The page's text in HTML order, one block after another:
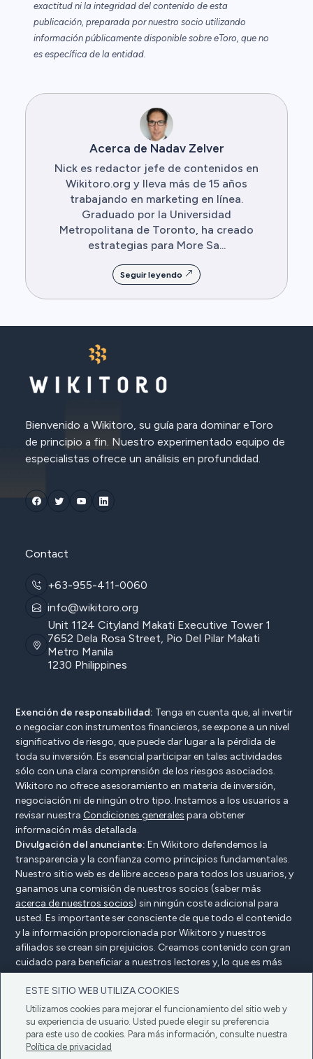
exactitud ni la integridad del contenido de esta
publicación, preparada por nuestro socio utilizando
información públicamente disponible sobre eToro, que no
es específica de la entidad.
Acerca de Nadav Zelver
Nick es redactor jefe de contenidos en
Wikitoro.org y lleva más de 15 años
trabajando en marketing en línea.
Graduado por la Universidad
Metropolitana de Toronto, ha creado
estrategias para More Sa...
Seguir leyendo
ESTE SITIO WEB UTILIZA COOKIES
Utilizamos cookies para mejorar el funcionamiento del sitio web y
su experiencia de usuario. Usted puede elegir su preferencia
para este uso de cookies. Para más información, consulte nuestra
Política de privacidad
Bienvenido a Wikitoro, su guía para dominar eToro
de principio a fin. Nuestro experimentado equipo de
especialistas ofrece un análisis en profundidad.
Contact
+63-955-411-0060
info@wikitoro.org
Unit 1124 Cityland Makati Executive Tower 1
7652 Dela Rosa Street, Pio Del Pilar Makati
Metro Manila
1230 Philippines
Exención de responsabilidad: Tenga en cuenta que, al invertir
o negociar con instrumentos financieros, se expone a un nivel
significativo de riesgo, que puede dar lugar a la pérdida de
toda su inversión. Es esencial participar en tales actividades
sólo con una clara comprensión de los riesgos asociados.
Wikitoro no ofrece asesoramiento en materia de inversión,
negociación ni de ningún otro tipo. Instamos a los usuarios a
revisar nuestra Condiciones generales para obtener
información más detallada.
Divulgación del anunciante: En Wikitoro defendemos la
transparencia y la confianza como principios fundamentales.
Nuestro sitio web es de libre acceso para todos los usuarios, y
ganamos una comisión de nuestros socios (saber más
acerca de nuestros socios) sin ningún coste adicional para
usted. Es importante ser consciente de que todo el contenido
y la información proporcionada por Wikitoro y nuestros
afiliados se crean sin prejuicios. Creamos contenido con gran
cuidado para beneficiar a nuestros lectores y, lo que es más
importante, no está influenciado por ningún acuerdo de
compensación con nuestros socios.
Declaración del anunciante